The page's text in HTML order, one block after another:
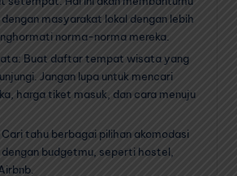
masyarakat lokal dengan lebih
norma-norma mereka.
Buat daftar tempat wisata yang
Jangan lupa untuk mencari
harga tiket masuk, dan cara menuju
tahu berbagai pilihan akomodasi
budgetmu, seperti hostel,